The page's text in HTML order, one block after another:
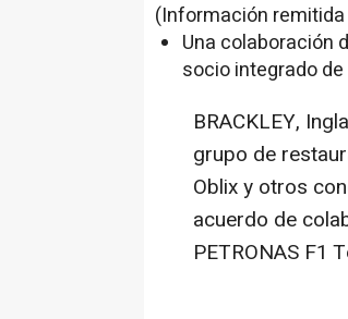
(Información
Una colaboración
socio integrado
BRACKLEY,
grupo de
Oblix y otros
acuerdo de
PETRONAS F1